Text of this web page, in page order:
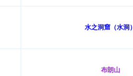
水之洞窟 （水洞）
布朗山